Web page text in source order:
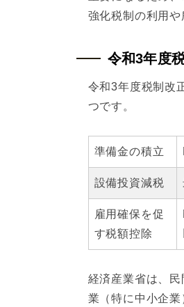
強化税制の利用
令和3年度
令和3年度税制改
つです。
準備金の積立
設備投資減税
雇用確保を促
す税額控除
経済産業省は、
業（特に中小企